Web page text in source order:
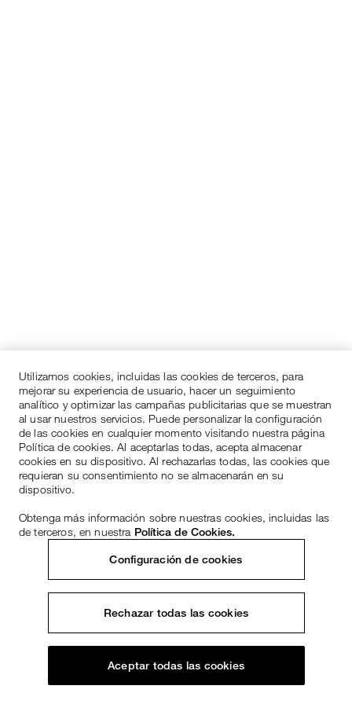
Utilizamos cookies, incluidas las cookies de terceros, para
mejorar su experiencia de usuario, hacer un seguimiento
analítico y optimizar las campañas publicitarias que se muestran
al usar nuestros servicios. Puede personalizar la configuración
de las cookies en cualquier momento visitando nuestra página
Política de cookies. Al aceptarlas todas, acepta almacenar
cookies en su dispositivo. Al rechazarlas todas, las cookies que
requieran su consentimiento no se almacenarán en su
dispositivo.
Obtenga más información sobre nuestras cookies, incluidas las
de terceros, en nuestra Política de Cookies.
Configuración de cookies
Rechazar todas las cookies
Aceptar todas las cookies